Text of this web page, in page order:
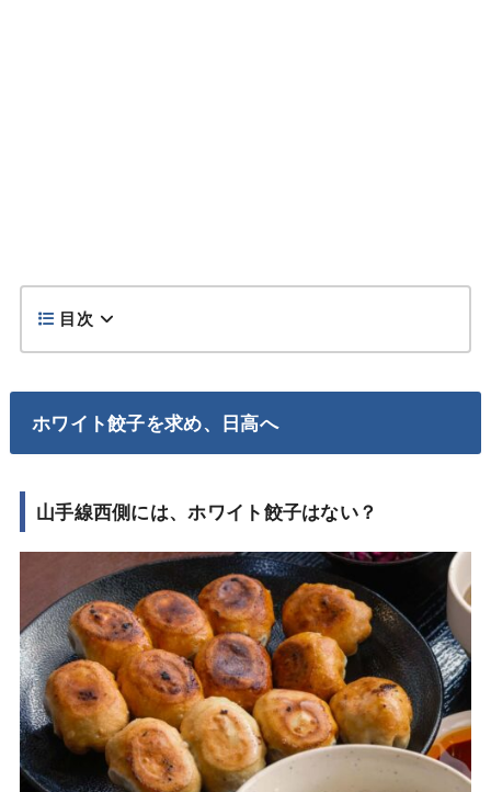
目次
ホワイト餃子を求め、日高へ
山手線西側には、ホワイト餃子はない？